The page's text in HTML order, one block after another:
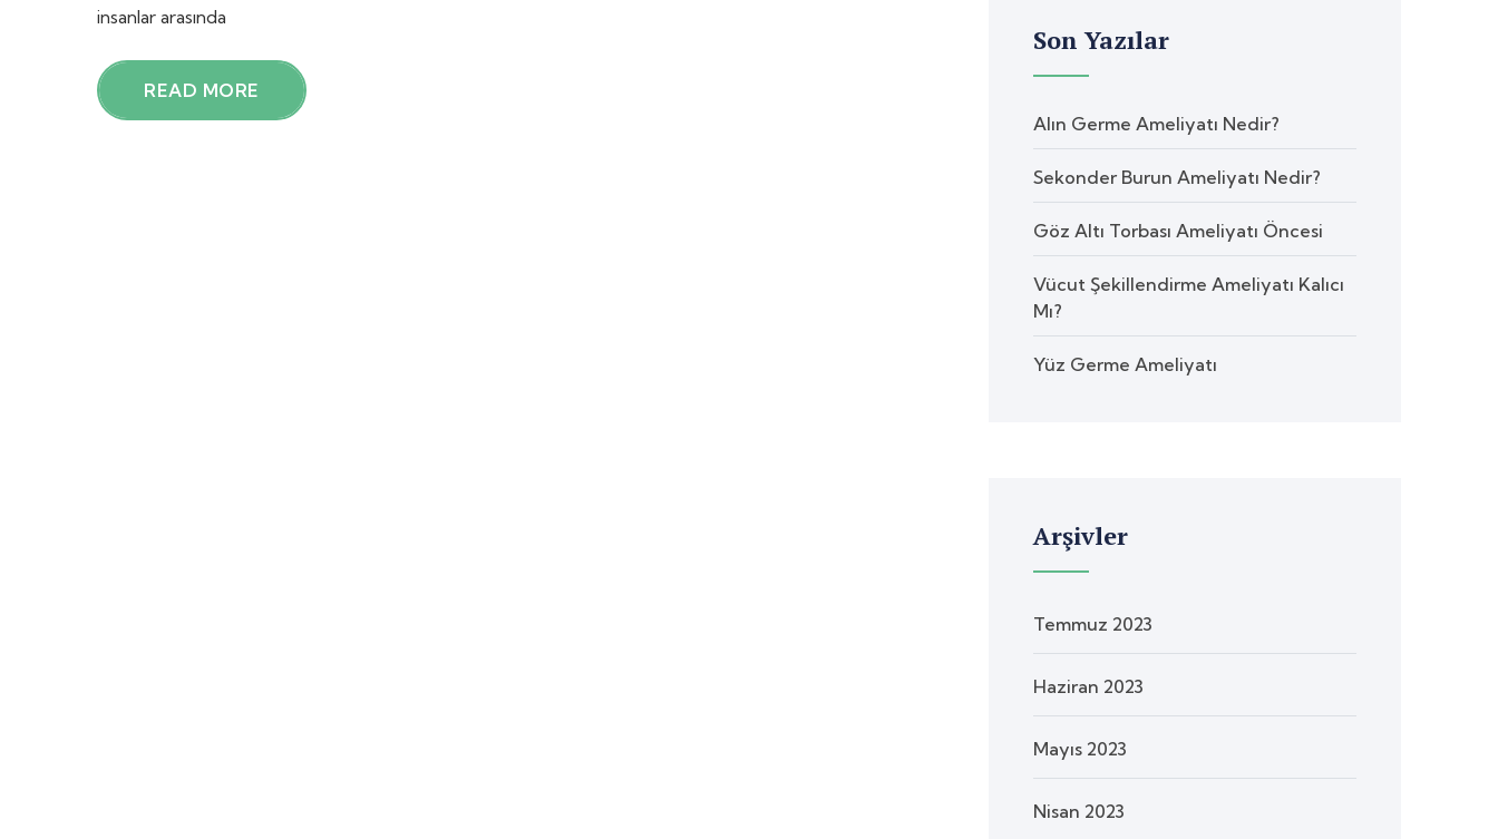
insanlar arasında
READ MORE
Son Yazılar
Alın Germe Ameliyatı Nedir?
Sekonder Burun Ameliyatı Nedir?
Göz Altı Torbası Ameliyatı Öncesi
Vücut Şekillendirme Ameliyatı Kalıcı
Mı?
Yüz Germe Ameliyatı
Arşivler
Temmuz 2023
Haziran 2023
Mayıs 2023
Nisan 2023